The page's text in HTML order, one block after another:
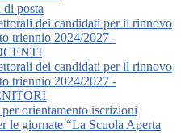
di posta
dei candidati per il rinnovo
triennio 2024/2027 -
dei candidati per il rinnovo
triennio 2024/2027 -
orientamento iscrizioni
le giornate “La Scuola Aperta